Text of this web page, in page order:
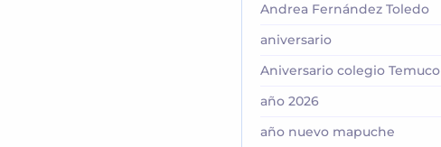
Andrea Fernández Toledo
aniversario
Aniversario colegio Temuco
año 2026
año nuevo mapuche